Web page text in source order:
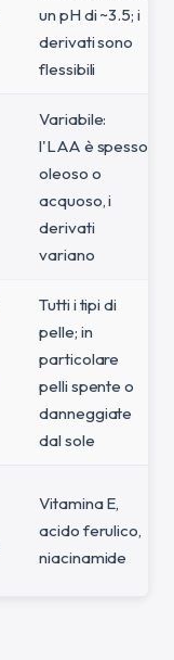
un pH di ~3.5; i
derivati sono
flessibili
Variabile:
l'LAA è spesso
oleoso o
acquoso, i
derivati
variano
Tutti i tipi di
pelle; in
particolare
pelli spente o
danneggiate
dal sole
Vitamina E,
acido ferulico,
niacinamide